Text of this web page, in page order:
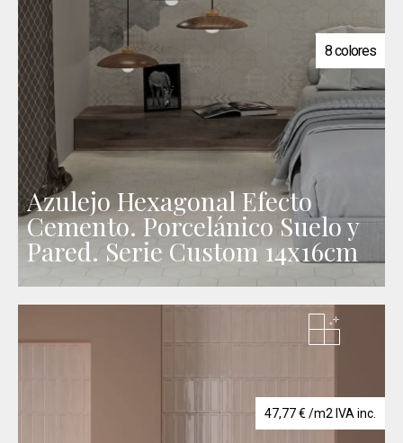
38,72 €
hasta
41,14 €
8 colores
Azulejo Hexagonal Efecto
Cemento. Porcelánico Suelo y
Pared. Serie Custom 14x16cm
47,77€ /m2 IVA inc.